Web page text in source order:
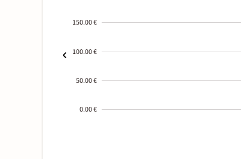
150.00 €
100.00 €
50.00 €
0.00 €